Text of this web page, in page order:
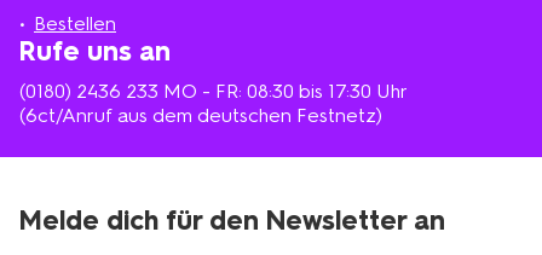
Bestellen
Rufe uns an
(0180) 2436 233 MO - FR: 08:30 bis 17:30 Uhr
(6ct/Anruf aus dem deutschen Festnetz)
Melde dich für den Newsletter an